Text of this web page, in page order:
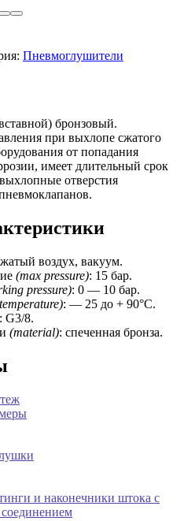
Пневмоглушители
бронзовый.
при выхлопе сжатого
от попадания
имеет длительный срок
отверстия
воздух, вакуум.
(max pressure): 15 бар.
pressure): 0 — 10 бар.
: — 25 до + 90°C.
: G3/8.
(material): спеченная бронза.
и наконечники штока с